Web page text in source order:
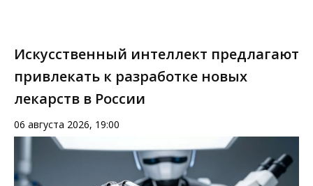
Искусственный интеллект предлагают
привлекать к разработке новых
лекарств в России
06 августа 2026, 19:00